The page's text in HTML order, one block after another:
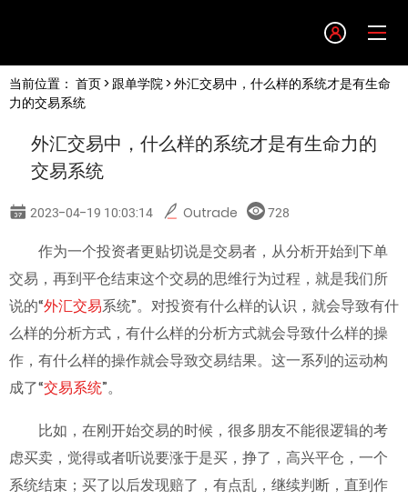
English
简体中文
한글
日本語
Tiếng việt
当前位置： 首页> 跟单学院> 外汇交易中，什么样的系统才是有生命
力的交易系统
外汇交易中，什么样的系统才是有生命力的
交易系统
2023-04-19 10:03:14 Outrade 728
作为一个投资者更贴切说是交易者，从分析开始到下单
交易，再到平仓结束这个交易的思维行为过程，就是我们所
说的“外汇交易系统”。对投资有什么样的认识，就会导致有什
么样的分析方式，有什么样的分析方式就会导致什么样的操
作，有什么样的操作就会导致交易结果。这一系列的运动构
成了“交易系统”。
比如，在刚开始交易的时候，很多朋友不能很逻辑的考
虑买卖，觉得或者听说要涨于是买，挣了，高兴平仓，一个
系统结束；买了以后发现赔了，有点乱，继续判断，直到作